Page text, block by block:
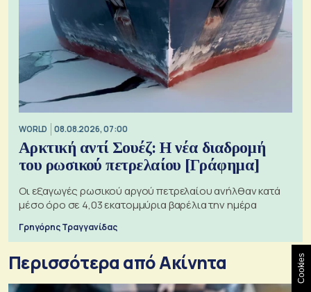
WORLD 08.08.2026, 07:00
Αρκτική αντί Σουέζ: Η νέα διαδρομή
του ρωσικού πετρελαίου [Γράφημα]
Οι εξαγωγές ρωσικού αργού πετρελαίου ανήλθαν κατά
μέσο όρο σε 4,03 εκατομμύρια βαρέλια την ημέρα
Γρηγόρης Τραγγανίδας
Περισσότερα από Ακίνητα Cookies